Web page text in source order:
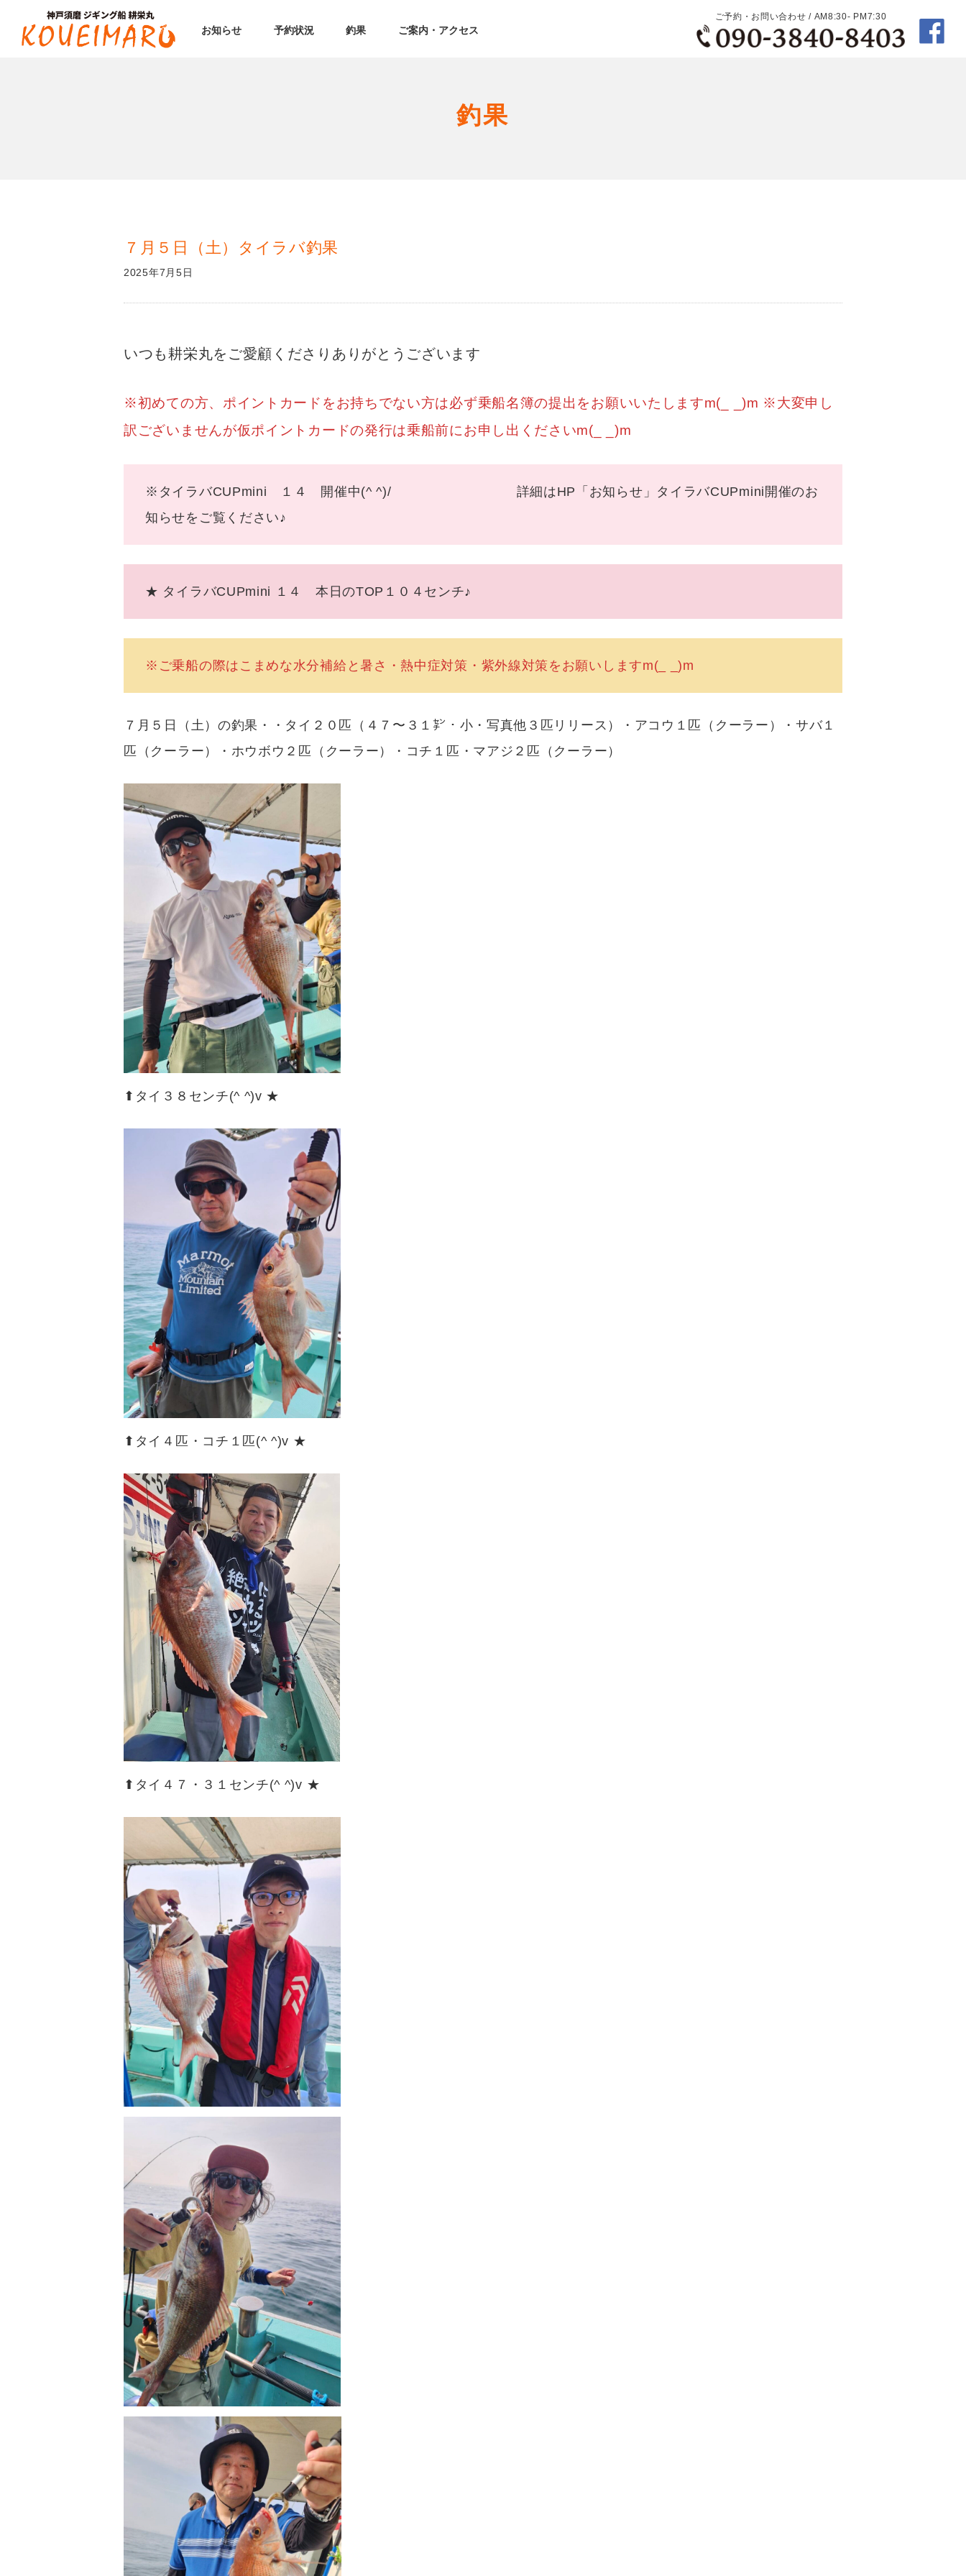
お知らせ 予約状況 釣果 ご案内・アクセス
ご予約・お問い合わせ / AM8:30- PM7:30
釣果
７月５日（土）タイラバ釣果
2025年7月5日
いつも耕栄丸をご愛顧くださりありがとうございます
※初めての方、ポイントカードをお持ちでない方は必ず乗船名簿の提出をお願いいたしますm(_ _)m ※大変申し
訳ございませんが仮ポイントカードの発行は乗船前にお申し出くださいm(_ _)m
※タイラバCUPmini １４ 開催中(^ ^)/ 詳細はHP「お知らせ」タイラバCUPmini開催のお
知らせをご覧ください♪
★ タイラバCUPmini １４ 本日のTOP１０４センチ♪
※ご乗船の際はこまめな水分補給と暑さ・熱中症対策・紫外線対策をお願いしますm(_ _)m
７月５日（土）の釣果・・タイ２０匹（４７〜３１㌢・小・写真他３匹リリース）・アコウ１匹（クーラー）・サバ１
匹（クーラー）・ホウボウ２匹（クーラー）・コチ１匹・マアジ２匹（クーラー）
⬆︎タイ３８センチ(^ ^)v ★
⬆︎タイ４匹・コチ１匹(^ ^)v ★
⬆︎タイ４７・３１センチ(^ ^)v ★